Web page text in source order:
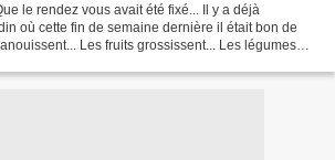
le rendez vous avait été fixé... Il y a déjà
où cette fin de semaine dernière il était bon de
Les fruits grossissent... Les légumes